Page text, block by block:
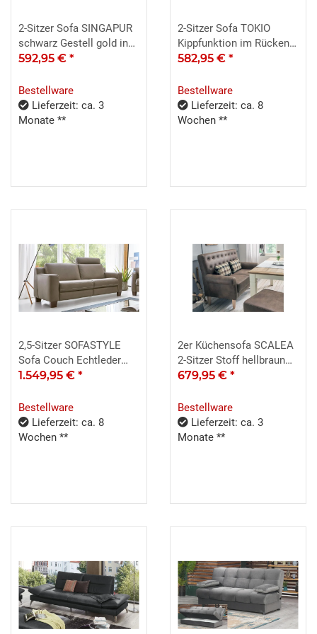
2-Sitzer Sofa SINGAPUR
schwarz Gestell gold inkl.
Kissen
592,95 € *
Bestellware
Lieferzeit: ca. 3
Monate **
2-Sitzer Sofa TOKIO
Kippfunktion im Rücken
anthrazit 160x84
582,95 € *
Bestellware
Lieferzeit: ca. 8
Wochen **
2,5-Sitzer SOFASTYLE
Sofa Couch Echtleder
braun Hukla
1.549,95 € *
Bestellware
Lieferzeit: ca. 8
Wochen **
2er Küchensofa SCALEA
2-Sitzer Stoff hellbraun
Federkern inkl. Kissen
679,95 € *
Bestellware
Lieferzeit: ca. 3
Monate **